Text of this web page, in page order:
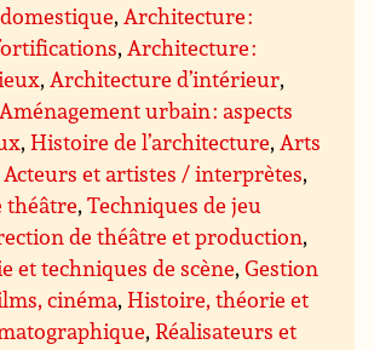
,Architecture :
,Architecture :
,Architecture d’intérieur,
Aménagement urbain : aspects
,Histoire de l’architecture,Arts
Acteurs et artistes / interprètes,
théâtre,Techniques de jeu
de théâtre et production,
et techniques de scène,Gestion
cinéma,Histoire, théorie et
,Réalisateurs et